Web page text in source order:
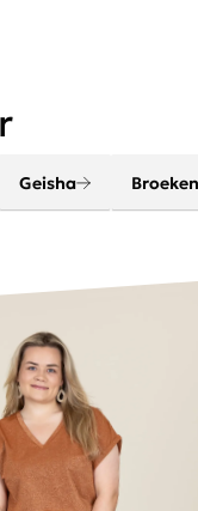
damesmerk
dameskleding van
met een karakter.
Geisha Broeken